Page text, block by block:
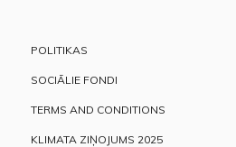
POLITIKAS
SOCIĀLIE FONDI
TERMS AND CONDITIONS
KLIMATA ZIŅOJUMS 2025